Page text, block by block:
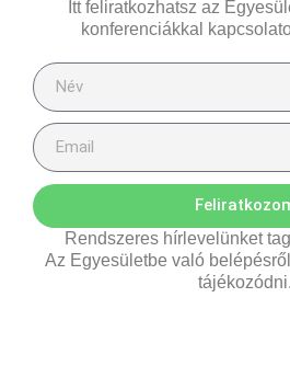
Itt feliratkozhatsz az
konferenciákkal
Rendszeres hírlevelünket
Az Egyesületbe való belépésről
tájékozódni.